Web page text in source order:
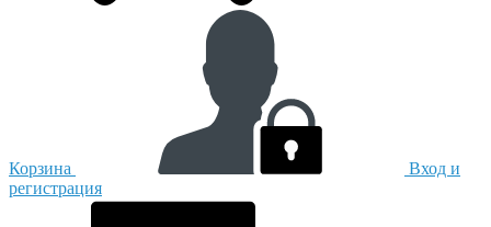
Корзина
Вход и
регистрация